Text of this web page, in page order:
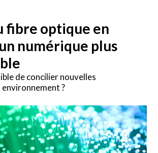
fibre optique en
numérique plus
de concilier nouvelles
?